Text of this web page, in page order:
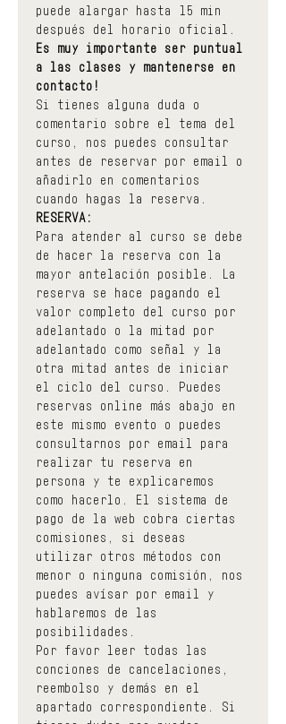
puede alargar hasta 15 min
después del horario oficial.
Es muy importante ser puntual
a las clases y mantenerse en
contacto!
Si tienes alguna duda o
comentario sobre el tema del
curso, nos puedes consultar
antes de reservar por email o
añadirlo en comentarios
cuando hagas la reserva.
RESERVA:
Para atender al curso se debe
de hacer la reserva con la
mayor antelación posible. La
reserva se hace pagando el
valor completo del curso por
adelantado o la mitad por
adelantado como señal y la
otra mitad antes de iniciar
el ciclo del curso. Puedes
reservas online más abajo en
este mismo evento o puedes
consultarnos por email para
realizar tu reserva en
persona y te explicaremos
como hacerlo. El sistema de
pago de la web cobra ciertas
comisiones, si deseas
utilizar otros métodos con
menor o ninguna comisión, nos
puedes avísar por email y
hablaremos de las
posibilidades.
Por favor leer todas las
conciones de cancelaciones,
reembolso y demás en el
apartado correspondiente. Si